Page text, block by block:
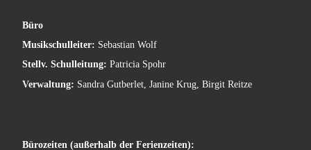
Büro
Musikschulleiter: Sebastian Wolf
Stellv. Schulleitung: Patricia Spohr
Verwaltung: Sandra Gutberlet, Janine Krug, Birgit Reitze
Bürozeiten (außerhalb der Ferienzeiten):